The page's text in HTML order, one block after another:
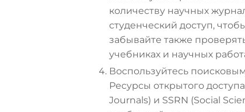
количеству научных
студенческий доступ,
забывайте также
учебниках и научных
Воспользуйтесь
Ресурсы открытого
Journals) и SSRN (Social